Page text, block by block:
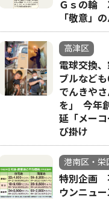
Ｇｓの輪
「敬意」
高津区
電球交換
ブルなど
でんきや
を｣ 今年
延「メー
び掛け
港南区・栄
特別企画
ウンニュ